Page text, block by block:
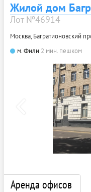
Жилой дом
Лот №46914
Москва, Багратионовский
м. Фили 2 мин. пешком
Аренда офисов